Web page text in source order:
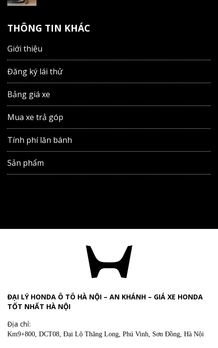
THÔNG TIN KHÁC
Giới thiệu
Đăng ký lái thử
Bảng giá xe
Mua xe trả góp
Tính phí lăn bánh
Sản phẩm
ĐẠI LÝ HONDA Ô TÔ HÀ NỘI – AN KHÁNH – GIÁ XE HONDA
TỐT NHẤT HÀ NỘI
Địa chỉ:
Km9+800, DCT08, Đại Lộ Thăng Long, Phú Vinh, Sơn Đồng, Hà Nội